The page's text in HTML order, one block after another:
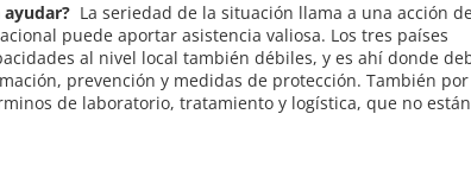
La seriedad de la situación llama a una acción
puede aportar asistencia valiosa. Los tres países
al nivel local también débiles, y es ahí donde
prevención y medidas de protección. También
de laboratorio, tratamiento y logística, que no están